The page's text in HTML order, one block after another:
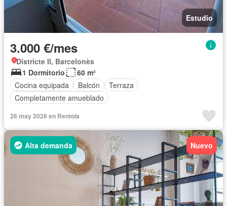
Estudio
3.000 €/mes
Districte II, Barcelonès
1 Dormitorio
60 m²
Cocina equipada
Balcón
Terraza
Completamente amueblado
26 may 2026 en Rentola
Alta demanda Nuevo